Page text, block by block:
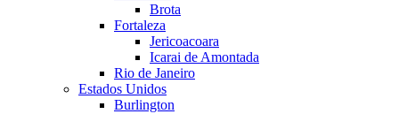
Brota
Fortaleza
Jericoacoara
Icarai de Amontada
Rio de Janeiro
Estados Unidos
Burlington